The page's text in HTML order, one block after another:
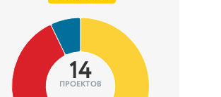
14
ПРОЕКТОВ